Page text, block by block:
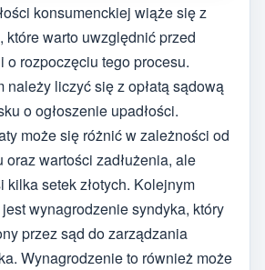
konsumenckiej wiąże się z
które warto uwzględnić przed
o rozpoczęciu tego procesu.
należy liczyć się z opłatą sądową
o ogłoszenie upadłości.
może się różnić w zależności od
oraz wartości zadłużenia, ale
setek złotych. Kolejnym
wynagrodzenie syndyka, który
przez sąd do zarządzania
Wynagrodzenie to również może